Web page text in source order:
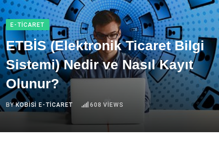
E-TICARET
ETBİS (Elektronik Ticaret Bilgi
Sistemi) Nedir ve Nasıl Kayıt
Olunur?
BYKOBISI E-TICARET 608 VIEWS